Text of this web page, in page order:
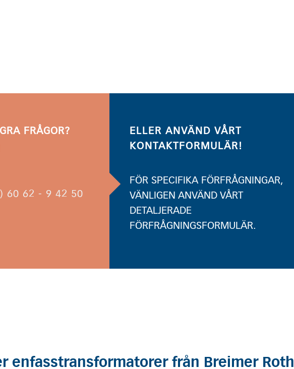
FRÅGOR?
60 62 - 9 42 50
ELLER ANVÄND VÅRT
KONTAKTFORMULÄR!
FÖR SPECIFIKA FÖRFRÅGNINGAR,
VÄNLIGEN ANVÄND VÅRT
DETALJERADE
FÖRFRÅGNINGSFORMULÄR.
enfasstransformatorer från Breimer Roth